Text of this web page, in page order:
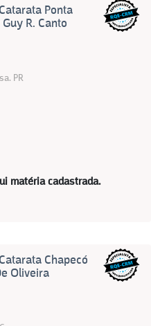
Ponta
R. Canto
PR
matéria cadastrada.
Chapecó
Oliveira